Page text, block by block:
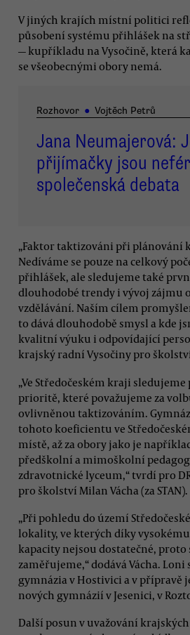
V jiných krajích místní politici
působení systému přihlášek na
— kupříkladu na Vysočině, která
se všeobecnými obory nemá.
Rozhovor ● Vojtěch Petrů
Jana Neumajerová:
přijímačky jsou
společenská debata
„Faktor taktizováni při plánování
Nedíváme se pouze na celkový
přihlášek, ale sledujeme také
dlouhodobé trendy i vývoj zájmu
vzdělávání. Naším cílem
to dává dlouhodobě smysl a kde
kvalitní výuku i odpovídající
krajský radní Vysočiny pro školství
„Ve Středočeském kraji
prioritě, které považujeme za
ovlivněnou taktizováním.
tohoto koeficientu ve
místě, až za obory jako je
předškolní a mimoškolní
zdravotnické lyceum,“ tvrdí pro
pro školství Milan Vácha (za STAN).
„Při pohledu do území
lokality, ve kterých díky
kapacity nejsou dostatečné, proto
zaměřujeme,“ dodává Vácha. Loni
gymnázia v Hostivici a v přípravě
nových gymnázií v Jesenici, v
Další posun v uvažování